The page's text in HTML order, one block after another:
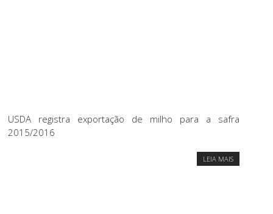
USDA registra exportação de milho para a safra
2015/2016
LEIA MAIS